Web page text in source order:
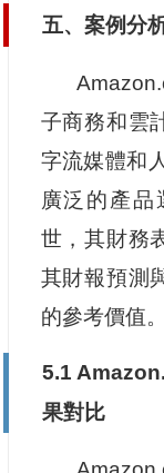
五、案例分
子商務和雲
字流媒體和
廣泛的產
世，其財務
其財報預測
的參考價值。
5.1
果對比